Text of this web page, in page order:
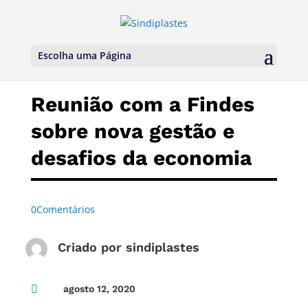
Escolha uma Página
Reunião com a Findes
sobre nova gestão e
desafios da economia
0Comentários
Criado por sindiplastes
 agosto 12, 2020